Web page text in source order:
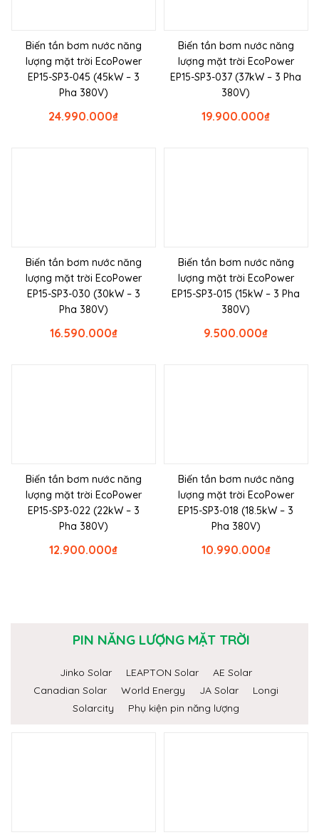
Biến tần bơm nước năng
lượng mặt trời EcoPower
EP15-SP3-045 (45kW – 3
Pha 380V)
₫
24.990.000
Biến tần bơm nước năng
lượng mặt trời EcoPower
EP15-SP3-037 (37kW – 3 Pha
380V)
₫
19.900.000
Biến tần bơm nước năng
lượng mặt trời EcoPower
EP15-SP3-030 (30kW – 3
Pha 380V)
₫
16.590.000
Biến tần bơm nước năng
lượng mặt trời EcoPower
EP15-SP3-015 (15kW – 3 Pha
380V)
₫
9.500.000
Biến tần bơm nước năng
lượng mặt trời EcoPower
EP15-SP3-022 (22kW – 3
Pha 380V)
₫
12.900.000
Biến tần bơm nước năng
lượng mặt trời EcoPower
EP15-SP3-018 (18.5kW – 3
Pha 380V)
₫
10.990.000
PIN NĂNG LƯỢNG MẶT TRỜI
Jinko Solar LEAPTON Solar
AE Solar
Canadian Solar
World Energy JA Solar
Longi
Solarcity
Phụ kiện pin năng lượng